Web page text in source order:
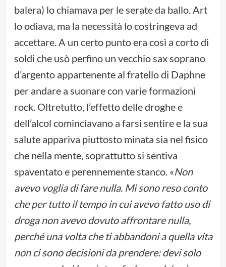
balera) lo chiamava per le serate da ballo. Art
lo odiava, ma la necessità lo costringeva ad
accettare. A un certo punto era così a corto di
soldi che usò perfino un vecchio sax soprano
d’argento appartenente al fratello di Daphne
per andare a suonare con varie formazioni
rock. Oltretutto, l’effetto delle droghe e
dell’alcol cominciavano a farsi sentire e la sua
salute appariva piuttosto minata sia nel fisico
che nella mente, soprattutto si sentiva
spaventato e perennemente stanco. «Non
avevo voglia di fare nulla. Mi sono reso conto
che per tutto il tempo in cui avevo fatto uso di
droga non avevo dovuto affrontare nulla,
perché una volta che ti abbandoni a quella vita
non ci sono decisioni da prendere: devi solo